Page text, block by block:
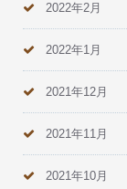
2022年2月
2022年1月
2021年12月
2021年11月
2021年10月